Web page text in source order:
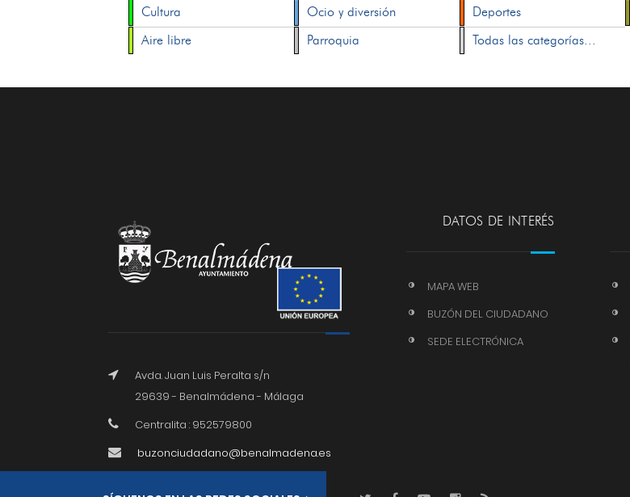
Cultura Ocio y diversión Deportes
Aire libre
Parroquia Todas las categorías...
Avda. Juan Luis Peralta s/n
29639 - Benalmádena - Málaga
Centralita : 952579800
buzonciudadano@benalmadena.es
DATOS DE INTERÉS
MAPA WEB
BUZÓN DEL CIUDADANO
SEDE ELECTRÓNICA